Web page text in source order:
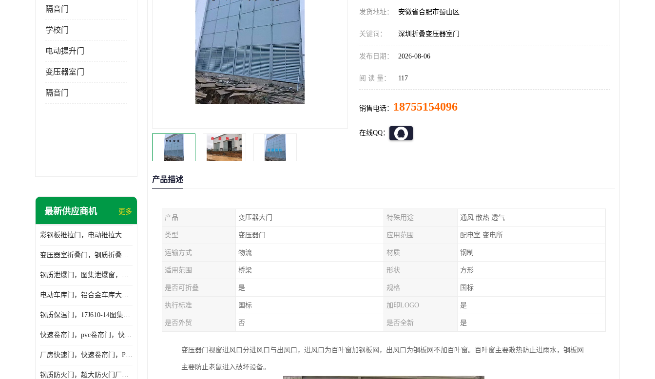
隔音门
学校门
电动提升门
变压器室门
隔音门
最新供应商机 更多
彩钢板推拉门，电动推拉大门，夹芯板大门，安徽厂房推拉门
变压器室折叠门，钢质折叠门，电动折叠大门定做，安徽折叠门厂家
钢质泄爆门，图集泄爆窗，AB型泄爆窗，抗爆门定做
电动车库门，铝合金车库大门，保温车库门厂家，安徽车库门定做
钢质保温门，17J610-14图集保温门，平开钢质保温门
快速卷帘门，pvc卷帘门，快速门厂家，合肥快卷门
厂房快速门，快速卷帘门，PVC快速门
钢质防火门，超大防火门厂家，安徽防火门厂家
发货地址： 安徽省合肥市蜀山区
关键词： 深圳折叠变压器室门
发布日期： 2026-08-06
阅 读 量： 117
销售电话： 18755154096
在线QQ：
产品描述
产品 变压器大门 特殊用途 通风 散热 透气
类型 变压器门 应用范围 配电室 变电所
运输方式 物流 材质 钢制
适用范围 桥梁 形状 方形
是否可折叠 是 规格 国标
执行标准 国标 加印LOGO 是
是否外贸 否 是否全新 是
变压器门视窗进风口分进风口与出风口，进风口为百叶窗加钢板网，出风口为钢板网不加百叶窗。百叶窗主要散热防止进雨水，钢板网
主要防止老鼠进入破坏设备。